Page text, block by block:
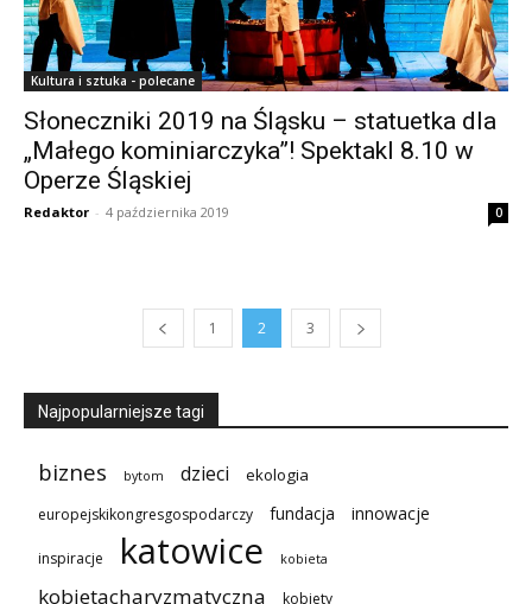
Kultura i sztuka - polecane
Słoneczniki 2019 na Śląsku – statuetka dla
„Małego kominiarczyka”! Spektakl 8.10 w
Operze Śląskiej
Redaktor - 4 października 2019 0
1 2 3
Najpopularniejsze tagi
biznes bytom dzieci ekologia
europejskikongresgospodarczy fundacja innowacje
inspiracje katowice kobieta
kobietacharyzmatyczna kobiety